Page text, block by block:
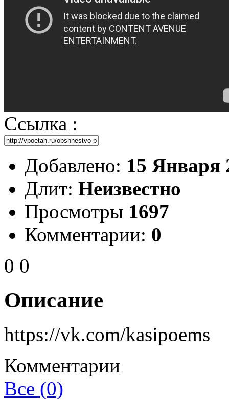
Ссылка :
Добавлено: 15 Января
Длит: Неизвестно
Просмотры 1697
Комментарии: 0
0 0
Описание
https://vk.com/kasipoems
Комментарии
Все (0)